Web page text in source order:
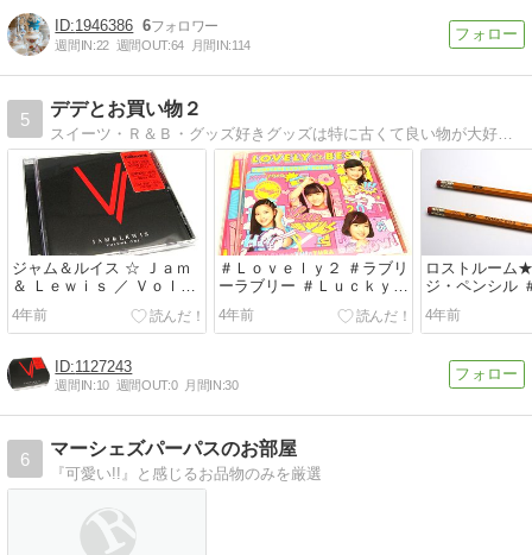
1946386 6
週間IN:22 週間OUT:64 月間IN:114
5
デデとお買い物２
スイーツ・Ｒ＆Ｂ・グッズ好きグッズは特に古くて良い物が大好きなMarblousのブログです！
ジャム＆ルイス ☆ Ｊａｍ
＆ Ｌｅｗｉｓ ／ Ｖｏｌｕ
ｍｅ Ｏｎｅ
4年前
＃Ｌｏｖｅｌｙ２ ＃ラブリ
ーラブリー ＃Ｌｕｃｋｙ２
＃ラッキーラッキー ＃ガル
学。
4年前
ロストルーム
ジ・ペンシル
4年前
1127243
週間IN:10 週間OUT:0 月間IN:30
6
マーシェズパーパスのお部屋
『可愛い!!』と感じるお品物のみを厳選